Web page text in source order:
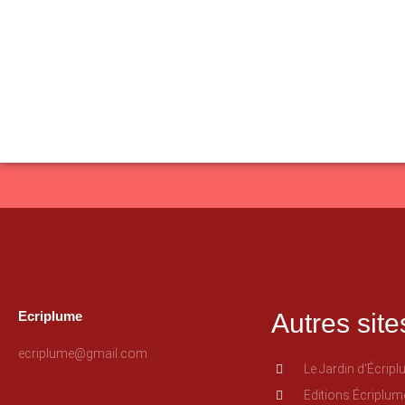
Ecriplume
ecriplume@gmail.com
Autres
Le Jardin
Editions